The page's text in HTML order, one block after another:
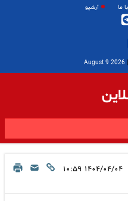
ما آرشیو
|
2026 August 9
۱۴۰۴/۰۴/۰۴ ۱۰:۵۹